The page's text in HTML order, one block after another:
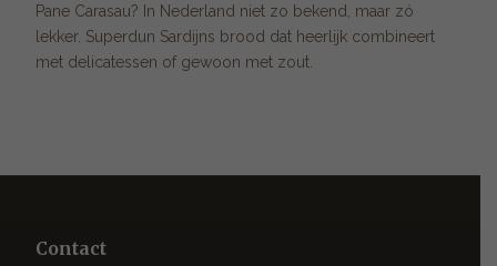
Pane Carasau? In Nederland niet zo bekend, maar zó
lekker. Superdun Sardijns brood dat heerlijk combineert
met delicatessen of gewoon met zout.
Contact